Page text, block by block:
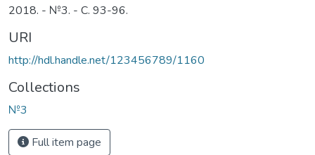
2018. - №3. - С. 93-96.
URI
http://hdl.handle.net/123456789/1160
Collections
№3
Full item page